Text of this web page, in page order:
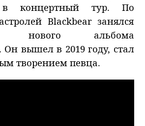
в концертный тур. По
Blackbear занялся
нового альбома
Он вышел в 2019 году, стал
творением певца.